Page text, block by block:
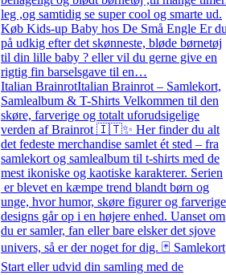
leg ,og samtidig se super cool og smarte ud.
Køb Kids-up Baby hos De Små Engle Er
på udkig efter det skønneste, bløde børnetøj
til din lille baby ? eller vil du gerne give en
rigtig fin barselsgave til en…
Italian BrainrotItalian Brainrot – Samlekort,
Samlealbum & T-Shirts Velkommen til den
skøre, farverige og totalt uforudsigelige
verden af Brainrot 🇮🇹✨ Her finder du alt
det fedeste merchandise samlet ét sted – fra
samlekort og samlealbum til t-shirts med de
mest ikoniske og kaotiske karakterer. Serien
er blevet en kæmpe trend blandt børn og
unge, hvor humor, skøre figurer og farverige
designs går op i en højere enhed. Uanset om
du er samler, fan eller bare elsker det sjove
univers, så er der noget for dig. 🃏 Samlekort
Start eller udvid din samling med de